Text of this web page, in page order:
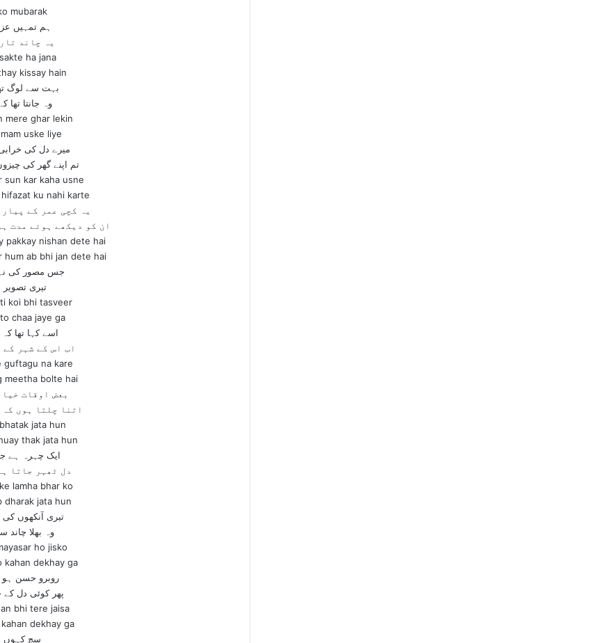
mubarak
ہم تمہیں
یہ چاند
ha jana
kissay hain
بہت سے لوگ
وہ جانتا تھا
mere ghar lekin
uske liye
میرے دل کی
تم اپنے گھر کی
sun kar kaha usne
ku nahi karte
یہ کچی عمر کے
ان کو دیکھے ہوئے مدت
pakkay nishan dete hai
hum ab bhi jan dete hai
جس مصور کی
تیری تصویر
koi bhi tasveer
chaa jaye ga
اسے کہا تھا
اب اس کے شہر
guftagu na kare
meetha bolte hai
بعض اوقات
اتنا چلتا ہوں
jata hun
thak jata hun
ایک چہرہ ہے
دل ٹھہر جاتا
lamha bhar ko
dharak jata hun
تیری آنکھوں
وہ بھلا چاند
ho jisko
kahan dekhay ga
روبرو حسن ہو
پھر کوئی دل کے
bhi tere jaisa
dekhay ga
سچ کہوں